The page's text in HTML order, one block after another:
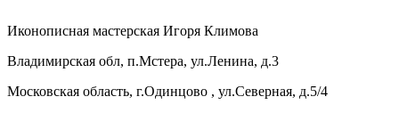
Иконописная мастерская Игоря Климова
Владимирская обл, п.Мстера, ул.Ленина, д.3
Московская область, г.Одинцово , ул.Северная, д.5/4